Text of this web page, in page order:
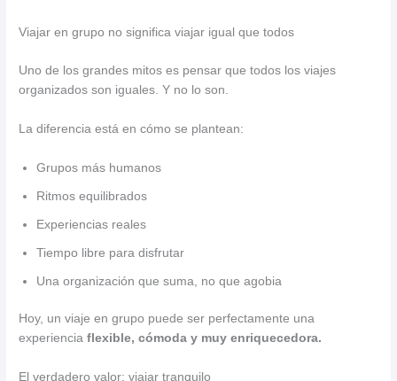
Viajar en grupo no significa viajar igual que todos
Uno de los grandes mitos es pensar que todos los viajes
organizados son iguales. Y no lo son.
La diferencia está en cómo se plantean:
Grupos más humanos
Ritmos equilibrados
Experiencias reales
Tiempo libre para disfrutar
Una organización que suma, no que agobia
Hoy, un viaje en grupo puede ser perfectamente una
experienciaflexible, cómoda y muy enriquecedora.
El verdadero valor: viajar tranquilo